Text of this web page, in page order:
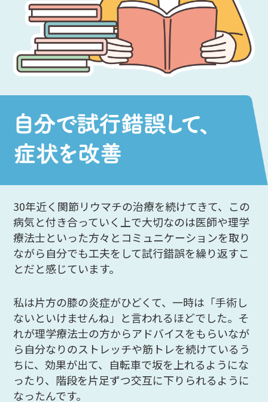
30年近く関節リウマチの治療を続けてきて、この
病気と付き合っていく上で大切なのは医師や理学
療法士といった方々とコミュニケーションを取り
ながら自分でも工夫をして試行錯誤を繰り返すこ
とだと感じています。
私は片方の膝の炎症がひどくて、一時は「手術し
ないといけませんね」と言われるほどでした。そ
れが理学療法士の方からアドバイスをもらいなが
ら自分なりのストレッチや筋トレを続けているう
ちに、効果が出て、自転車で坂を上れるようにな
ったり、階段を片足ずつ交互に下りられるように
なったんです。